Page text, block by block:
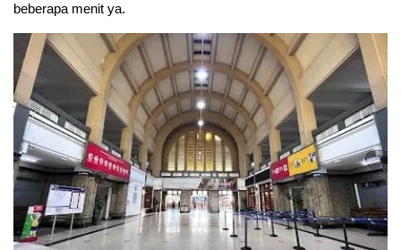
beberapa menit ya.